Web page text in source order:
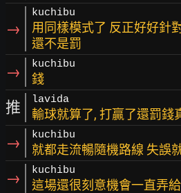
→
kuchibu
用同樣模式了 反正好好針
還不是罰
→ kuchibu
錢
推 lavida
輸球就算了, 打贏了還罰錢
→ kuchibu
就都走流暢隨機路線 失誤
→ kuchibu
這場還很刻意機會一直弄